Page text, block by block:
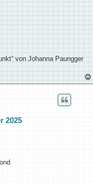
von Johanna Paungger
2025